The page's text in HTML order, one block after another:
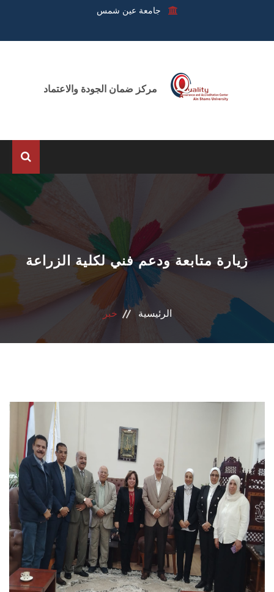
جامعة عين شمس
عن المركز
الوحدات
تسجيل الدورات
اتصل بنا
زيارة متابعة ودعم فني لكلية الزراعة
الرئيسية خبر